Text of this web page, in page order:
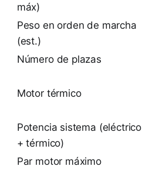
máx)
Peso en orden de marcha
(est.)
Número de plazas
Motor térmico
Potencia sistema (eléctrico
+ térmico)
Par motor máximo